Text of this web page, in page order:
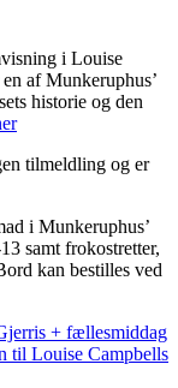
i Louise
af Munkeruphus’
historie og den
tilmeldling og er
i Munkeruphus’
samt frokostretter,
kan bestilles ved
+ fællesmiddag
Louise Campbells